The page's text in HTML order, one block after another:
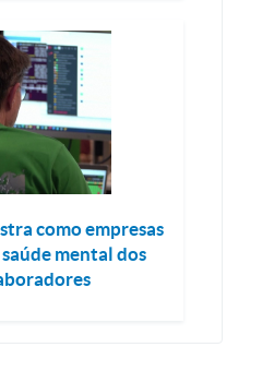
como empresas
mental dos